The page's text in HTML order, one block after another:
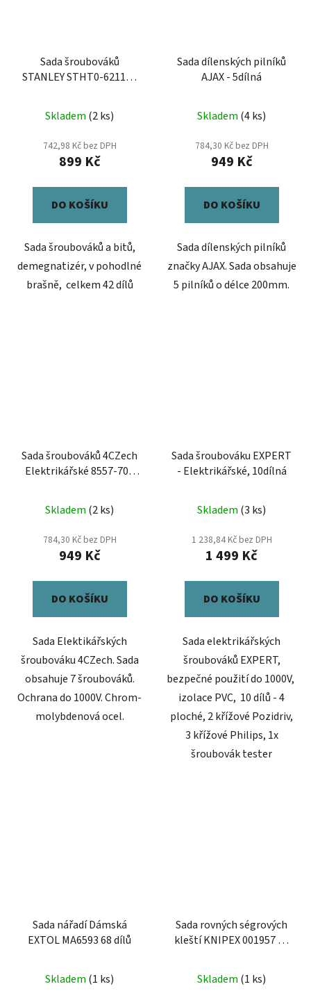
Sada šroubováků
STANLEY STHT0-62113 -
Skladem (2 ks)
742,98 Kč bez DPH
899 Kč
DO KOŠÍKU
Sada šroubováků a bitů,
demegnatizér, v pohodlné
brašně, celkem 42 dílů
Sada dílenských pilníků
AJAX - 5dílná
Skladem (4 ks)
784,30 Kč bez DPH
949 Kč
DO KOŠÍKU
Sada dílenských pilníků
značky AJAX. Sada obsahuje
5 pilníků o délce 200mm.
Sada šroubováků 4CZech
Elektrikářské 8557-70 -
Skladem (2 ks)
784,30 Kč bez DPH
949 Kč
DO KOŠÍKU
Sada Elektikářských
šroubováku 4CZech. Sada
obsahuje 7 šroubováků.
Ochrana do 1000V. Chrom-
molybdenová ocel.
Sada šroubováku EXPERT
- Elektrikářské, 10dílná
Skladem (3 ks)
1 238,84 Kč bez DPH
1 499 Kč
DO KOŠÍKU
Sada elektrikářských
šroubováků EXPERT,
bezpečné použití do 1000V,
izolace PVC, 10 dílů - 4
ploché, 2 křížové Pozidriv,
3 křížové Philips, 1x
šroubovák tester
Sada nářadí Dámská
EXTOL MA6593 68 dílů
Skladem (1 ks)
Sada rovných ségrových
kleští KNIPEX 001957 - 4
Skladem (1 ks)